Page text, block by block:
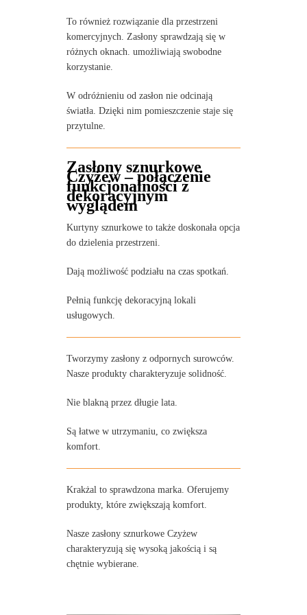
To również rozwiązanie dla przestrzeni
komercyjnych. Zasłony sprawdzają się w
różnych oknach. umożliwiają swobodne
korzystanie.
W odróżnieniu od zasłon nie odcinają
światła. Dzięki nim pomieszczenie staje się
przytulne.
Zasłony sznurkowe
Czyżew – połączenie
funkcjonalności z
dekoracyjnym
wyglądem
Kurtyny sznurkowe to także doskonała opcja
do dzielenia przestrzeni.
Dają możliwość podziału na czas spotkań.
Pełnią funkcję dekoracyjną lokali
usługowych.
Tworzymy zasłony z odpornych surowców.
Nasze produkty charakteryzuje solidność.
Nie blakną przez długie lata.
Są łatwe w utrzymaniu, co zwiększa
komfort.
Krakżal to sprawdzona marka. Oferujemy
produkty, które zwiększają komfort.
Nasze zasłony sznurkowe Czyżew
charakteryzują się wysoką jakością i są
chętnie wybierane.